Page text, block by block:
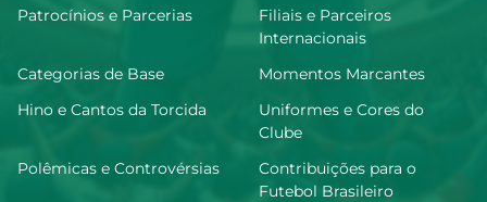
Patrocínios e Parcerias
Filiais e Parceiros
Internacionais
Categorias de Base
Momentos Marcantes
Hino e Cantos da Torcida
Uniformes e Cores do
Clube
Polêmicas e Controvérsias
Contribuições para o
Futebol Brasileiro